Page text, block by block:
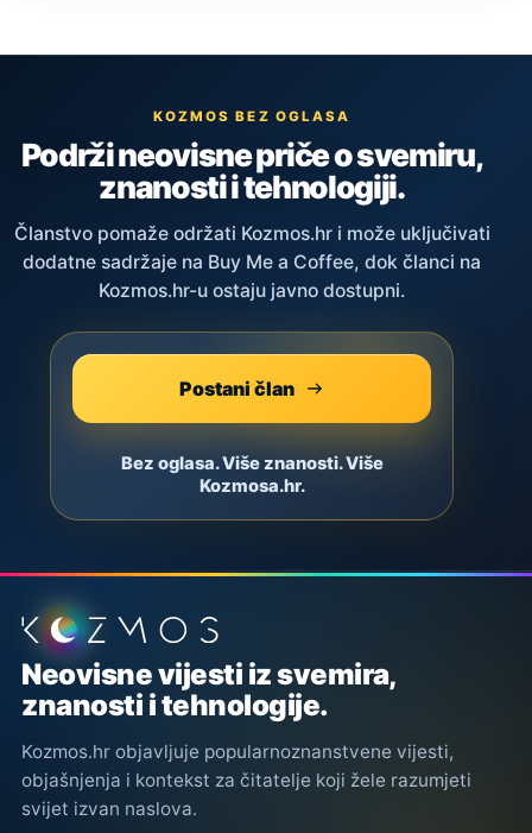
KOZMOS BEZ OGLASA
Podrži neovisne priče o svemiru,
znanosti i tehnologiji.
Članstvo pomaže održati Kozmos.hr i može uključivati
dodatne sadržaje na Buy Me a Coffee, dok članci na
Kozmos.hr-u ostaju javno dostupni.
Postani član
Bez oglasa. Više znanosti. Više
Kozmosa.hr.
Podnožje stranice
Neovisne vijesti iz svemira,
znanosti i tehnologije.
Kozmos.hr objavljuje popularnoznanstvene vijesti,
objašnjenja i kontekst za čitatelje koji žele razumjeti
svijet izvan naslova.